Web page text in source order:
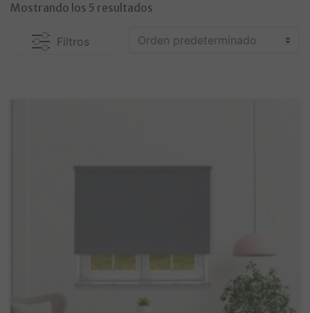
Mostrando los 5 resultados
Filtros